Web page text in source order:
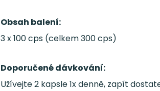
Obsah balení:
3 x 100 cps (celkem 300 cps)
Doporučené dávkování:
Užívejte 2 kapsle 1x denně, zapít